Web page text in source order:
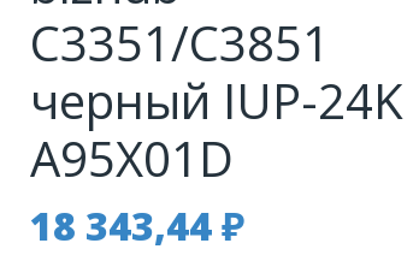
C3351/C3851
черный IUP-24K
A95X01D
18 343,44₽